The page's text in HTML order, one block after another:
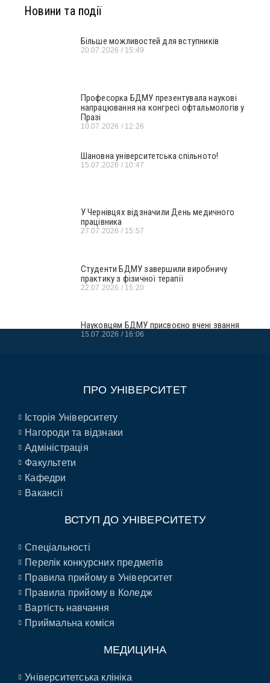
Новини та події
Більше можливостей для вступників
20.07.2026 15:49
Професорка БДМУ презентувала наукові
напрацювання на конгресі офтальмологів у
Празі
10.07.2026 12:26
Шановна університетська спільното!
15.07.2026 10:47
У Чернівцях відзначили День медичного
працівника
27.07.2026 15:57
Студенти БДМУ завершили виробничу
практику з фізичної терапії
22.07.2026 15:20
Науковцям БДМУ присвоєно вчені звання
15.07.2026 16:06
ПРО УНІВЕРСИТЕТ
Історія Університету
Нагороди та відзнаки
Адміністрація
Факультети
Кафедри
Вакансії
ВСТУП ДО УНІВЕРСИТЕТУ
Спеціальності
Перелік конкурсних предметів
Правила прийому в Університет
Правила прийому в Коледж
Вартість навчання
Приймальна коміся
МЕДИЦИНА
Університетська клініка